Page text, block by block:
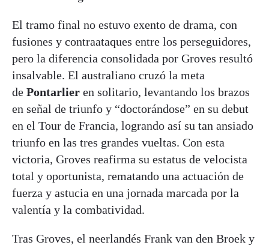
El tramo final no estuvo exento de drama, con
fusiones y contraataques entre los perseguidores,
pero la diferencia consolidada por Groves resultó
insalvable. El australiano cruzó la meta
de Pontarlier en solitario, levantando los brazos
en señal de triunfo y “doctorándose” en su debut
en el Tour de Francia, logrando así su tan ansiado
triunfo en las tres grandes vueltas. Con esta
victoria, Groves reafirma su estatus de velocista
total y oportunista, rematando una actuación de
fuerza y astucia en una jornada marcada por la
valentía y la combatividad.
Tras Groves, el neerlandés Frank van den Broek y